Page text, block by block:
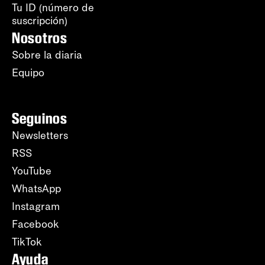
Tu ID (número de
suscripción)
Nosotros
Sobre la diaria
Equipo
Seguinos
Newsletters
RSS
YouTube
WhatsApp
Instagram
Facebook
TikTok
Ayuda